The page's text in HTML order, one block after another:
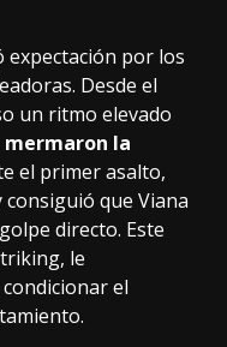
expectación por los
Desde el
un ritmo elevado
mermaron la
el primer asalto,
que Viana
directo. Este
le
condicionar el